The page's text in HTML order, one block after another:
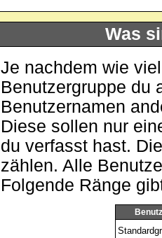
Was
Je nachdem wie
Benutzergruppe du
Benutzernamen
Diese sollen nur
du verfasst hast.
zählen. Alle
Folgende Ränge